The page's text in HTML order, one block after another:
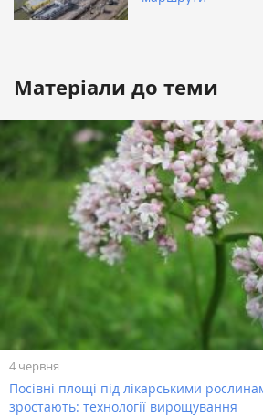
Матеріали до теми
4 червня
Посівні площі під лікарськими
зростають: технології вирощування